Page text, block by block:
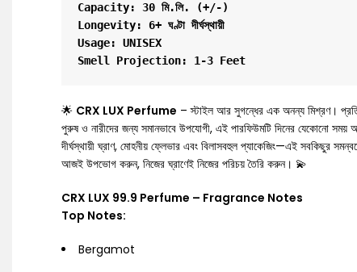
Capacity: 30 মি.লি. (+/-)
Longevity: 6+ ঘণ্টা দীর্ঘস্থায়ী
Usage: UNISEX
Smell Projection: 1-3 Feet
🌟 CRX LUX Perfume – স্টাইল আর সুগন্ধের এক অনন্য মিশ্রণ।
পুরুষ ও নারীদের জন্য সমানভাবে উপযোগী, এই পারফিউমটি দিনের যেকোনো সময়
দীর্ঘস্থায়ী ঘ্রাণ, মোহনীয় ফ্লেভার এবং বিলাসবহুল প্যাকেজিং—এই সবকিছুর
আজই উপভোগ করুন, নিজের ঘ্রাণেই নিজের পরিচয় তৈরি করুন। 💫
CRX LUX 99.9 Perfume – Fragrance Notes
Top Notes:
Bergamot